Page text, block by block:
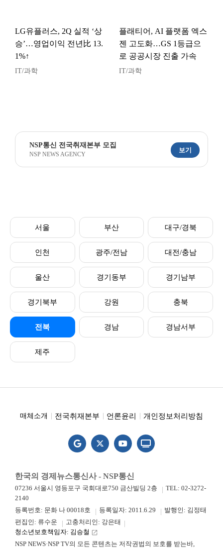
LG유플러스, 2Q 실적 ‘상
승’…영업이익 전년比 13.
1%↑
IT/과학
플래티어, AI 플랫폼 엑스
젠 고도화…GS 1등급으
로 공공시장 진출 가속
IT/과학
NSP통신 전국취재본부 모집
NSP NEWS AGENCY
보기
서울 부산 대구/경북
인천 광주/전남 대전/충남
울산 경기동부 경기남부
경기북부 강원 충북
전북 경남 경남서부
제주
매체소개 전국취재본부 언론윤리 개인정보처리방침
한국의 경제뉴스통신사 - NSP통신
07236 서울시 영등포구 국회대로750 금산빌딩 2층
TEL: 02-3272-
2140
등록번호: 문화 나 00018호
등록일자: 2011.6.29
발행인: 김정태
편집인: 류수운
고충처리인: 강은태
청소년보호책임자: 김승철 launch
NSP NEWS·NSP TV의 모든 콘텐츠는 저작권법의 보호를 받는바,